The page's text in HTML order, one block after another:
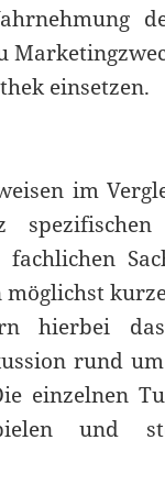
einsetzen.
im
möglichst
hierbei
rund um
einzelnen
und